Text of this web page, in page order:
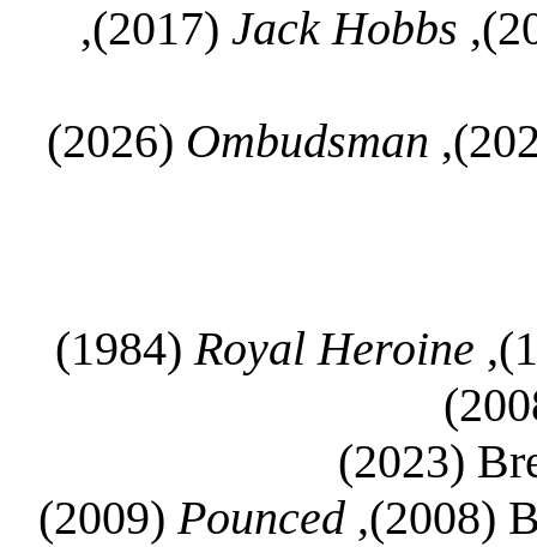
Jack Hobbs
(2017),
Ombudsman
(2026)
Royal Heroine
(1984)
(2023)
(2008),
Pounced
(2009)